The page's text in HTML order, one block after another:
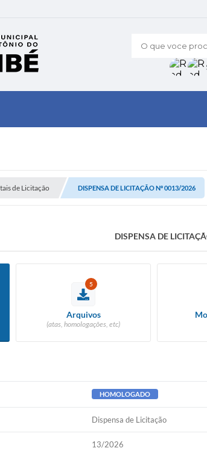
O que voce
de Licitação DISPENSA DE LICITAÇÃO Nº 0013/2026
DISPENSA DE
5
Arquivos
(atas, homologações, etc)
HOMOLOGADO
Dispensa de Licitação
13/2026